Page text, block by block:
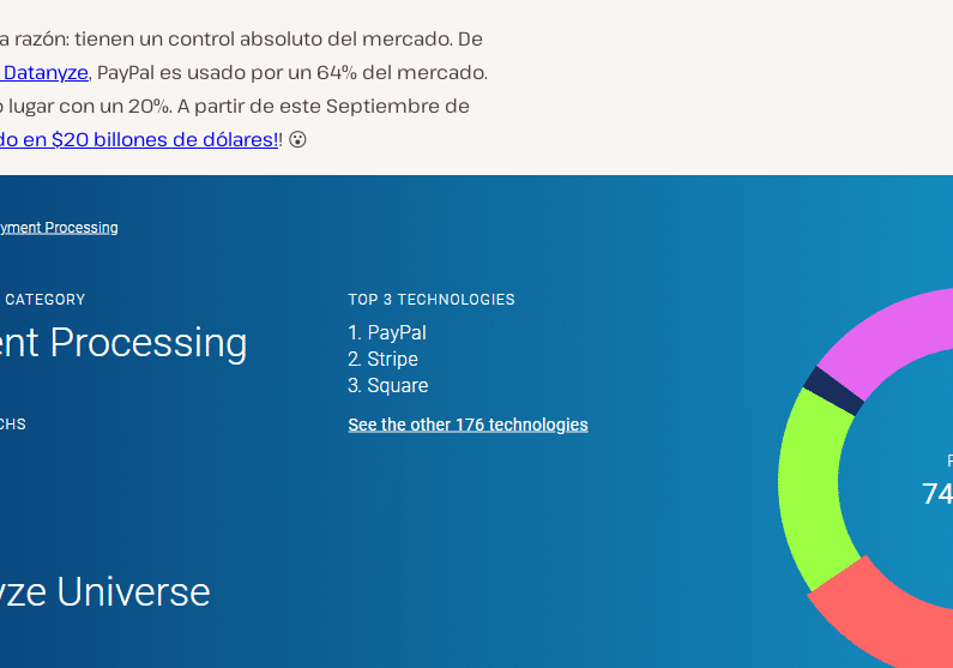
razón: tienen un control absoluto del mercado. De
, PayPal es usado por un 64% del mercado.
lugar con un 20%. A partir de este Septiembre de
en $20 billones de dólares!! 😮